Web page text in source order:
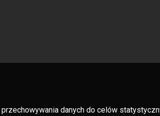
danych do celów